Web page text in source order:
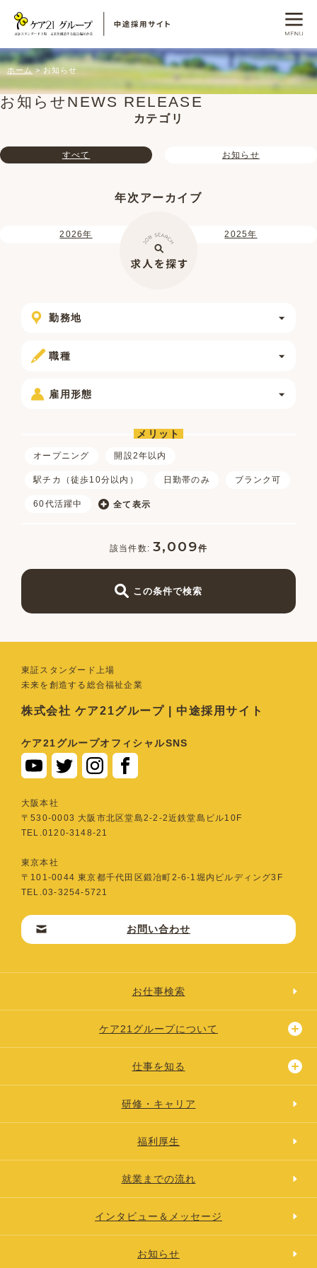
お知らせ NEWS RELEASE
ホーム お知らせ
カテゴリ
すべて お知らせ
年次アーカイブ
2026年 2025年
勤務地
職種
雇用形態
メリット
オープニング 開設2年以内
駅チカ（徒歩10分以内） 日勤帯のみ ブランク可
60代活躍中 全て表示
3,009件
この条件で検索
東証スタンダード上場
未来を創造する総合福祉企業
株式会社 ケア21グループ | 中途採用サイト
ケア21グループオフィシャルSNS
⼤阪本社
〒530-0003 ⼤阪市北区堂島2-2-2近鉄堂島ビル10F
TEL.0120-3148-21
東京本社
〒101-0044 東京都千代⽥区鍛冶町2-6-1堀内ビルディング3F
TEL.03-3254-5721
お問い合わせ
お仕事検索
ケア21グループについて
仕事を知る
研修・キャリア
福利厚生
就業までの流れ
インタビュー＆メッセージ
お知らせ